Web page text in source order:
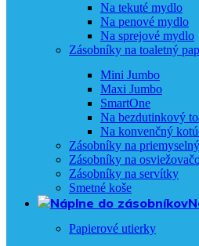
Na tekuté mydlo
Na penové mydlo
Na sprejové mydlo
Zásobníky na toaletný
Mini Jumbo
Maxi Jumbo
SmartOne
Na bezdutinkový
Na konvenčný
Zásobníky na
Zásobníky na
Zásobníky na servítky
Smetné koše
Papierové utierky